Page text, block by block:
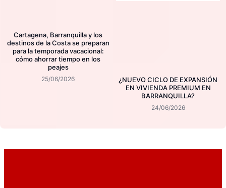
Cartagena, Barranquilla y los
destinos de la Costa se preparan
para la temporada vacacional:
cómo ahorrar tiempo en los
peajes
25/06/2026
¿NUEVO CICLO DE EXPANSIÓN
EN VIVIENDA PREMIUM EN
BARRANQUILLA?
24/06/2026